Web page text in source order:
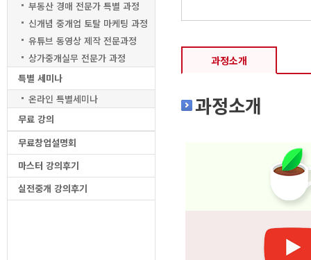
부동산 경매 전문가 특별 과정
신개념 중개업 토탈 마케팅 과정
유튜브 동영상 제작 전문과정
상가중개실무 전문가 과정
특별 세미나
온라인 특별세미나
무료 강의
무료창업설명회
마스터 강의후기
실전중개 강의후기
과정소개
과정소개